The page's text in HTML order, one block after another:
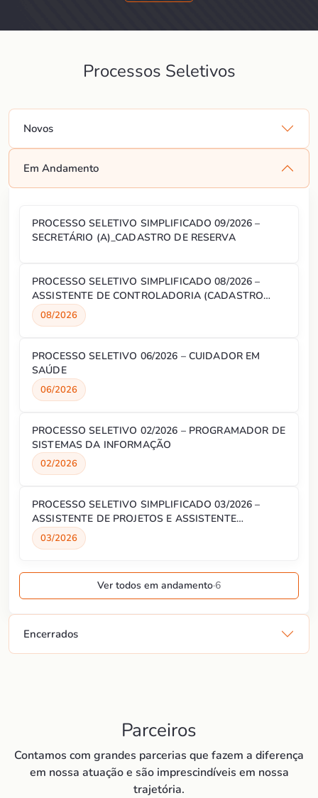
Processos Seletivos
Novos
Em Andamento
PROCESSO SELETIVO SIMPLIFICADO 09/2026 –
SECRETÁRIO (A)_CADASTRO DE RESERVA
PROCESSO SELETIVO SIMPLIFICADO 08/2026 –
ASSISTENTE DE CONTROLADORIA (CADASTRO
RESERVA)
08/2026
PROCESSO SELETIVO 06/2026 – CUIDADOR EM
SAÚDE
06/2026
PROCESSO SELETIVO 02/2026 – PROGRAMADOR DE
SISTEMAS DA INFORMAÇÃO
02/2026
PROCESSO SELETIVO SIMPLIFICADO 03/2026 –
ASSISTENTE DE PROJETOS E ASSISTENTE
ADMINISTRATIVO
03/2026
Ver todos em andamento·6
Encerrados
Parceiros
Contamos com grandes parcerias que fazem a diferença
em nossa atuação e são imprescindíveis em nossa
trajetória.